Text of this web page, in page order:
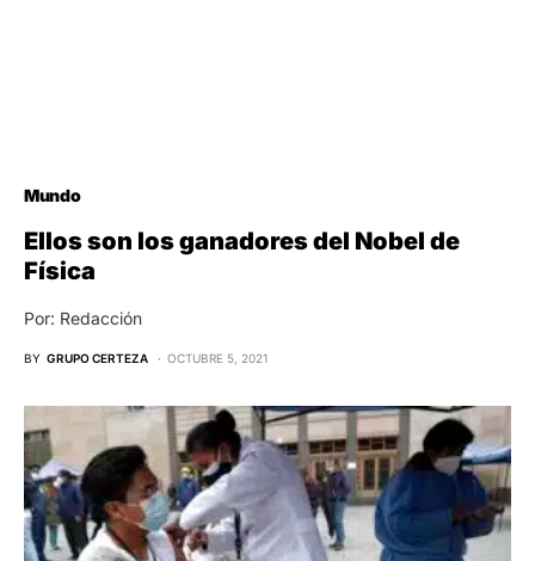
Mundo
Ellos son los ganadores del Nobel de
Física
Por: Redacción
BY GRUPO CERTEZA OCTUBRE 5, 2021